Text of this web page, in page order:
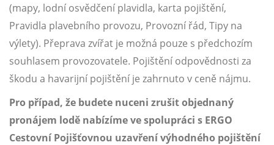
(mapy, lodní osvědčení plavidla, karta pojištění,
Pravidla plavebního provozu, Provozní řád, Tipy na
výlety). Přeprava zvířat je možná pouze s předchozím
souhlasem provozovatele. Pojištění odpovědnosti za
škodu a havarijní pojištění je zahrnuto v ceně nájmu.
Pro případ, že budete nuceni zrušit objednaný
pronájem lodě nabízíme ve spolupráci s ERGO
Cestovní Pojišťovnou uzavření výhodného pojištění